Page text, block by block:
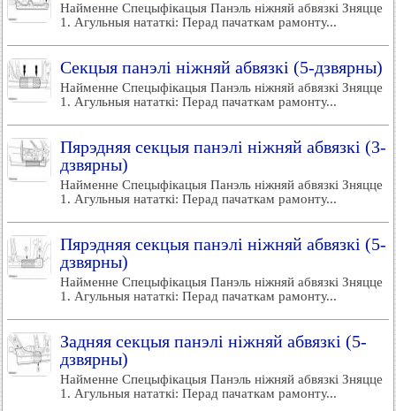
Найменне Спецыфікацыя Панэль ніжняй абвязкі Зняцце
1. Агульныя нататкі: Перад пачаткам рамонту...
Секцыя панэлі ніжняй абвязкі (5-дзвярны)
Найменне Спецыфікацыя Панэль ніжняй абвязкі Зняцце
1. Агульныя нататкі: Перад пачаткам рамонту...
Пярэдняя секцыя панэлі ніжняй абвязкі (3-
дзвярны)
Найменне Спецыфікацыя Панэль ніжняй абвязкі Зняцце
1. Агульныя нататкі: Перад пачаткам рамонту...
Пярэдняя секцыя панэлі ніжняй абвязкі (5-
дзвярны)
Найменне Спецыфікацыя Панэль ніжняй абвязкі Зняцце
1. Агульныя нататкі: Перад пачаткам рамонту...
Задняя секцыя панэлі ніжняй абвязкі (5-
дзвярны)
Найменне Спецыфікацыя Панэль ніжняй абвязкі Зняцце
1. Агульныя нататкі: Перад пачаткам рамонту...